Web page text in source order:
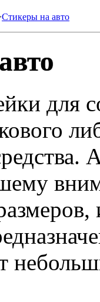
Стикеры на авто
для